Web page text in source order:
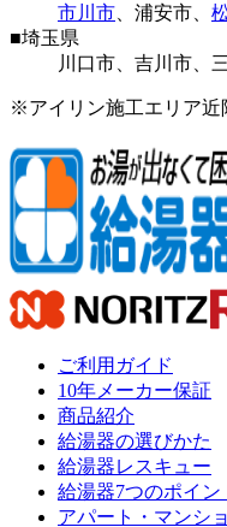
市川市
浦安市
■埼玉県
川口市
吉川市
※アイリン施工エリア近
ご利用ガイド
10年メーカー保証
商品紹介
給湯器の選びかた
給湯器レスキュー
給湯器7つのポイン
アパート・マンシ